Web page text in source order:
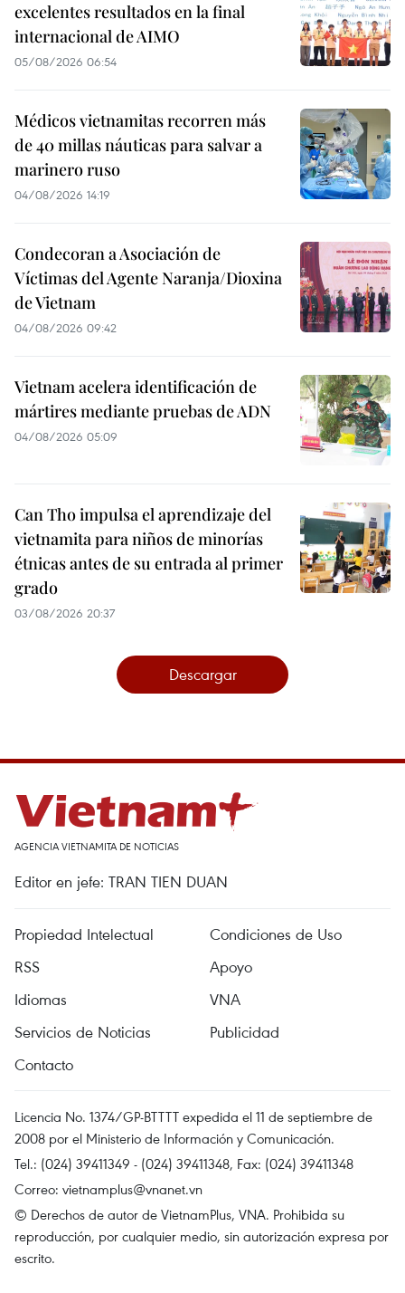
excelentes resultados en la final
internacional de AIMO
05/08/2026 06:54
Médicos vietnamitas recorren más
de 40 millas náuticas para salvar a
marinero ruso
04/08/2026 14:19
Condecoran a Asociación de
Víctimas del Agente Naranja/Dioxina
de Vietnam
04/08/2026 09:42
Vietnam acelera identificación de
mártires mediante pruebas de ADN
04/08/2026 05:09
Can Tho impulsa el aprendizaje del
vietnamita para niños de minorías
étnicas antes de su entrada al primer
grado
03/08/2026 20:37
Descargar
AGENCIA VIETNAMITA DE NOTICIAS
Editor en jefe: TRAN TIEN DUAN
Propiedad Intelectual
Condiciones de Uso
RSS
Apoyo
Idiomas
VNA
Servicios de Noticias
Publicidad
Contacto
Licencia No. 1374/GP-BTTTT expedida el 11 de septiembre de
2008 por el Ministerio de Información y Comunicación.
Tel.: (024) 39411349 - (024) 39411348, Fax: (024) 39411348
Correo: vietnamplus@vnanet.vn
© Derechos de autor de VietnamPlus, VNA. Prohibida su
reproducción, por cualquier medio, sin autorización expresa por
escrito.